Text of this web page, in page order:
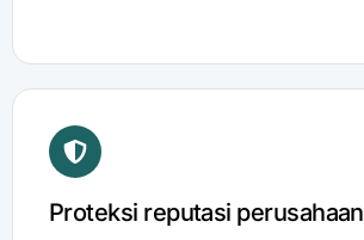
Proteksi reputasi perusahaan